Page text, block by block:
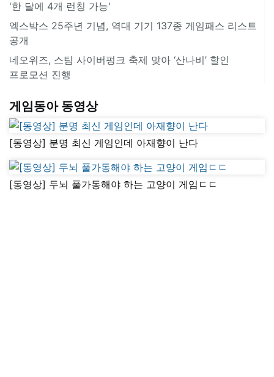
'한 달에 4개 런칭 가능'
엑스박스 25주년 기념, 역대 기기 137종 게임패스 리스트
공개
네오위즈, 스팀 사이버펑크 축제 맞아 ‘산나비’ 할인
프로모션 진행
게임동아 동영상
[동영상] 분명 최신 게임인데 아재향이 난다
[동영상] 두뇌 풀가동해야 하는 고양이 게임ㄷㄷ